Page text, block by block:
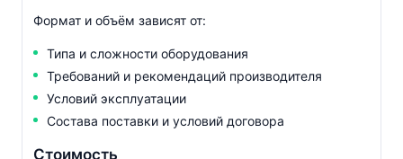
Формат и объём зависят от:
Типа и сложности оборудования
Требований и рекомендаций производителя
Условий эксплуатации
Состава поставки и условий договора
Стоимость